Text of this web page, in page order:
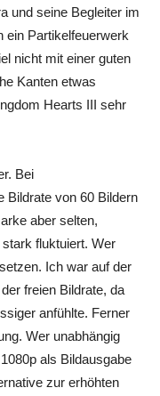
und seine Begleiter im
ein Partikelfeuerwerk
nicht mit einer guten
Kanten etwas
Hearts III sehr
Bei
Bildrate von 60 Bildern
aber selten,
fluktuiert. Wer
Ich war auf der
freien Bildrate, da
anfühlte. Ferner
Wer unabhängig
als Bildausgabe
zur erhöhten